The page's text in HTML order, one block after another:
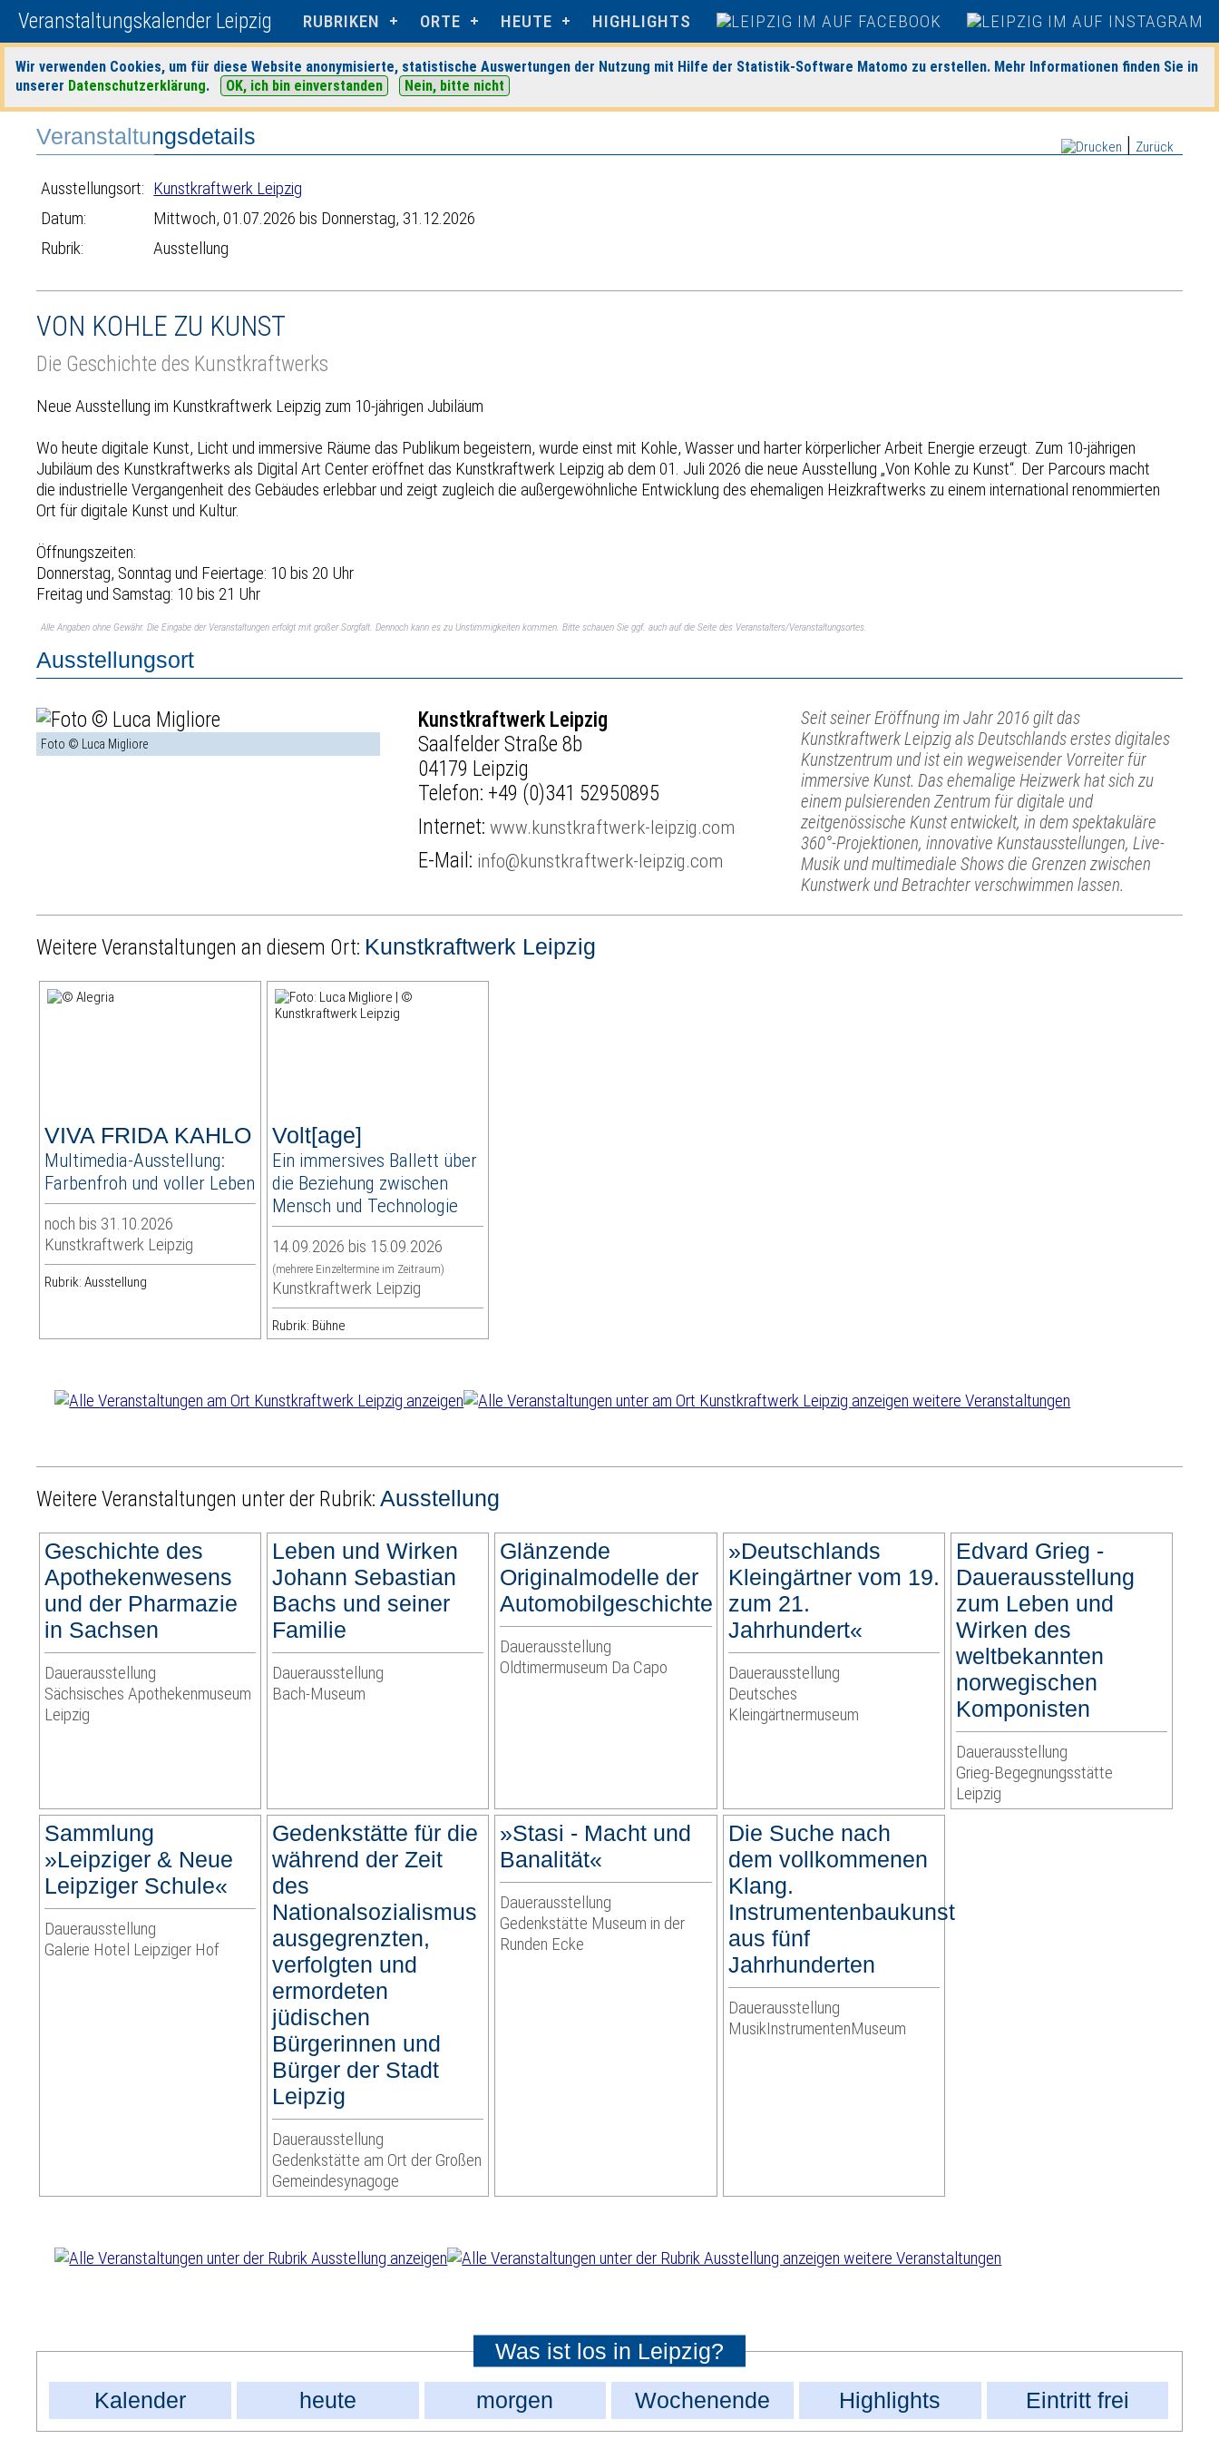
Veranstaltungskalender Leipzig RUBRIKEN ORTE HEUTE HIGHLIGHTS
Wir verwenden Cookies, um für diese Website anonymisierte, statistische Auswertungen der Nutzung mit Hilfe der Statistik-Software Matomo zu erstellen. Mehr Informationen finden Sie in
unserer Datenschutzerklärung. OK, ich bin einverstanden Nein, bitte nicht
Startseite>Veranstaltungen>Suche> Ausstellung>Kunstkraftwerk Leipzig> Veranstaltungsdetails
Zurück
Veranstaltungsdetails
Ausstellungsort: Kunstkraftwerk Leipzig
Datum:
Mittwoch, 01.07.2026 bis Donnerstag, 31.12.2026
Rubrik:
Ausstellung
VON KOHLE ZU KUNST
Die Geschichte des Kunstkraftwerks
Neue Ausstellung im Kunstkraftwerk Leipzig zum 10-jährigen Jubiläum
Wo heute digitale Kunst, Licht und immersive Räume das Publikum begeistern, wurde einst mit Kohle, Wasser und harter körperlicher Arbeit Energie erzeugt. Zum 10-jährigen
Jubiläum des Kunstkraftwerks als Digital Art Center eröffnet das Kunstkraftwerk Leipzig ab dem 01. Juli 2026 die neue Ausstellung „Von Kohle zu Kunst“. Der Parcours macht
die industrielle Vergangenheit des Gebäudes erlebbar und zeigt zugleich die außergewöhnliche Entwicklung des ehemaligen Heizkraftwerks zu einem international renommierten
Ort für digitale Kunst und Kultur.
Öffnungszeiten:
Donnerstag, Sonntag und Feiertage: 10 bis 20 Uhr
Freitag und Samstag: 10 bis 21 Uhr
Alle Angaben ohne Gewähr. Die Eingabe der Veranstaltungen erfolgt mit großer Sorgfalt. Dennoch kann es zu Unstimmigkeiten kommen. Bitte schauen Sie ggf. auch auf die Seite des Veranstalters/Veranstaltungsortes.
Ausstellungsort
Foto © Luca Migliore
Kunstkraftwerk Leipzig
Saalfelder Straße 8b
04179 Leipzig
Telefon: +49 (0)341 52950895
Internet:www.kunstkraftwerk-leipzig.com
E-Mail: info@kunstkraftwerk-leipzig.com
Seit seiner Eröffnung im Jahr 2016 gilt das
Kunstkraftwerk Leipzig als Deutschlands erstes digitales
Kunstzentrum und ist ein wegweisender Vorreiter für
immersive Kunst. Das ehemalige Heizwerk hat sich zu
einem pulsierenden Zentrum für digitale und
zeitgenössische Kunst entwickelt, in dem spektakuläre
360°-Projektionen, innovative Kunstausstellungen, Live-
Musik und multimediale Shows die Grenzen zwischen
Kunstwerk und Betrachter verschwimmen lassen.
Weitere Veranstaltungen an diesem Ort: Kunstkraftwerk Leipzig
VIVA FRIDA KAHLO
Multimedia-Ausstellung:
Farbenfroh und voller Leben
noch bis 31.10.2026
Kunstkraftwerk Leipzig
Rubrik: Ausstellung
Volt[age]
Ein immersives Ballett über
die Beziehung zwischen
Mensch und Technologie
14.09.2026 bis 15.09.2026
(mehrere Einzeltermine im Zeitraum)
Kunstkraftwerk Leipzig
Rubrik: Bühne
weitere Veranstaltungen
Weitere Veranstaltungen unter der Rubrik:Ausstellung
Geschichte des
Apothekenwesens
und der Pharmazie
in Sachsen
Dauerausstellung
Sächsisches Apothekenmuseum
Leipzig
Leben und Wirken
Johann Sebastian
Bachs und seiner
Familie
Dauerausstellung
Bach-Museum
Glänzende
Originalmodelle der
Automobilgeschichte
Dauerausstellung
Oldtimermuseum Da Capo
»Deutschlands
Kleingärtner vom 19.
zum 21.
Jahrhundert«
Dauerausstellung
Deutsches
Kleingärtnermuseum
Edvard Grieg -
Dauerausstellung
zum Leben und
Wirken des
weltbekannten
norwegischen
Komponisten
Dauerausstellung
Grieg-Begegnungsstätte
Leipzig
Sammlung
»Leipziger & Neue
Leipziger Schule«
Dauerausstellung
Galerie Hotel Leipziger Hof
Gedenkstätte für die
während der Zeit
des
Nationalsozialismus
ausgegrenzten,
verfolgten und
ermordeten
jüdischen
Bürgerinnen und
Bürger der Stadt
Leipzig
Dauerausstellung
Gedenkstätte am Ort der Großen
Gemeindesynagoge
»Stasi - Macht und
Banalität«
Dauerausstellung
Gedenkstätte Museum in der
Runden Ecke
Die Suche nach
dem vollkommenen
Klang.
Instrumentenbaukunst
aus fünf
Jahrhunderten
Dauerausstellung
MusikInstrumentenMuseum
weitere Veranstaltungen
Was ist los in Leipzig?
Kalender
heute morgen Wochenende Highlights Eintritt frei